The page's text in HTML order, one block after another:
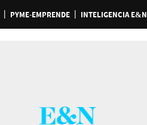
PYME-EMPRENDE INTELIGENCIA E&N